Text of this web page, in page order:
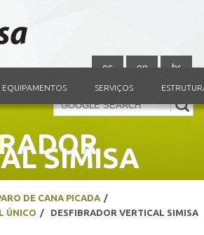
br
en
es
EQUIPAMENTOS SERVIÇOS
SIMISA
DE CANA PICADA
ÚNICO
DESFIBRADOR VERTICAL SIMISA